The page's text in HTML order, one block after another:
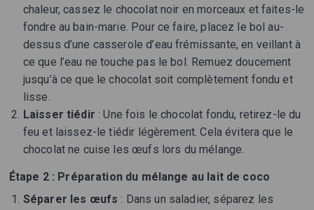
chaleur, cassez le chocolat noir en morceaux et faites-le
fondre au bain-marie. Pour ce faire, placez le bol au-
dessus d’une casserole d’eau frémissante, en veillant à
ce que l’eau ne touche pas le bol. Remuez doucement
jusqu’à ce que le chocolat soit complètement fondu et
lisse.
Laisser tiédir : Une fois le chocolat fondu, retirez-le du
feu et laissez-le tiédir légèrement. Cela évitera que le
chocolat ne cuise les œufs lors du mélange.
Étape 2 : Préparation du mélange au lait de coco
Séparer les œufs : Dans un saladier, séparez les